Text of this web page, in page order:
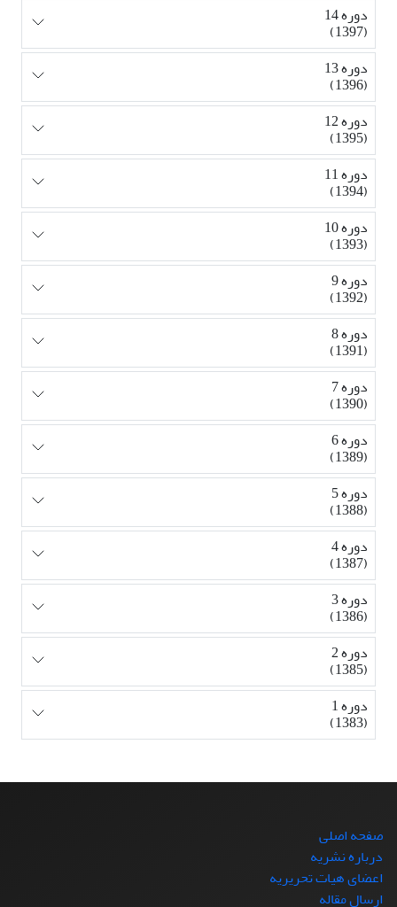
دوره 14
(1397)
دوره 13
(1396)
دوره 12
(1395)
دوره 11
(1394)
دوره 10
(1393)
دوره 9
(1392)
دوره 8
(1391)
دوره 7
(1390)
دوره 6
(1389)
دوره 5
(1388)
دوره 4
(1387)
دوره 3
(1386)
دوره 2
(1385)
دوره 1
(1383)
صفحه اصلی
درباره نشریه
اعضای هیات تحریریه
ارسال مقاله